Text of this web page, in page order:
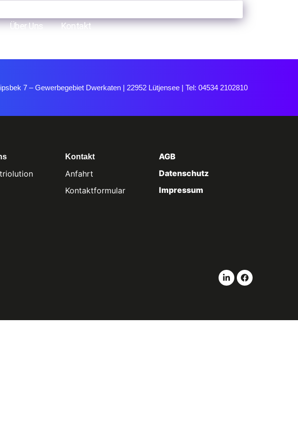
Über Uns Kontakt
7 – Gewerbegebiet Dwerkaten | 22952 Lütjensee | Tel: 04534 2102810
Kontakt
Anfahrt
Kontaktformular
AGB
Datenschutz
Impressum